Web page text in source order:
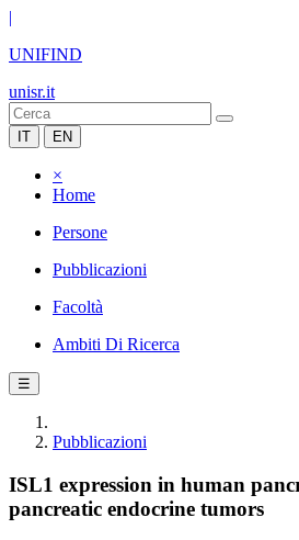
|
UNIFIND
unisr.it
IT EN
×
Home
Persone
Pubblicazioni
Facoltà
Ambiti Di Ricerca
☰
Pubblicazioni
ISL1 expression in human
pancreatic endocrine tumors